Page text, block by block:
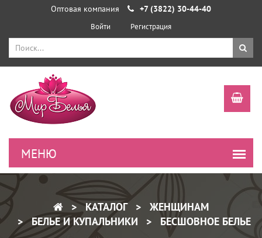
Оптовая компания +7 (3822) 30-44-40
Войти Регистрация
КАТАЛОГ
ЖЕНЩИНАМ
БЕЛЬЕ И КУПАЛЬНИКИ
БЕСШОВНОЕ БЕЛЬЕ